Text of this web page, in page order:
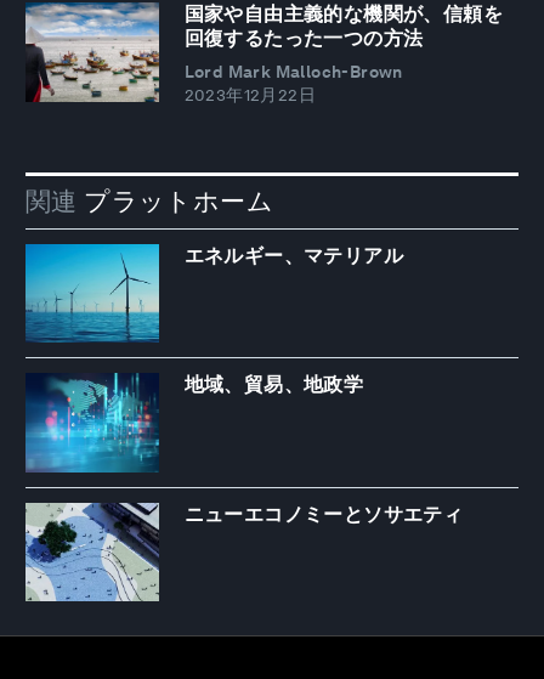
国家や自由主義的な機関が、信頼を
回復するたった一つの方法
Lord Mark Malloch-Brown
2023年12月22日
関連 プラットホーム
エネルギー、マテリアル
地域、貿易、地政学
ニューエコノミーとソサエティ